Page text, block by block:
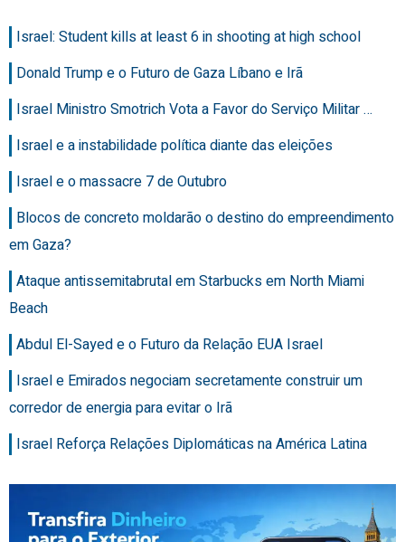
Israel: Student kills at least 6 in shooting at high school
Donald Trump e o Futuro de Gaza Líbano e Irã
Israel Ministro Smotrich Vota a Favor do Serviço Militar …
Israel e a instabilidade política diante das eleições
Israel e o massacre 7 de Outubro
Blocos de concreto moldarão o destino do empreendimento
em Gaza?
Ataque antissemitabrutal em Starbucks em North Miami
Beach
Abdul El-Sayed e o Futuro da Relação EUA Israel
Israel e Emirados negociam secretamente construir um
corredor de energia para evitar o Irã
Israel Reforça Relações Diplomáticas na América Latina